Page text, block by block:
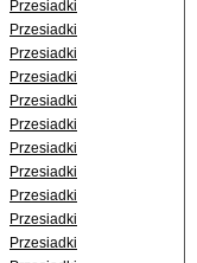
Przesiadki
Przesiadki
Przesiadki
Przesiadki
Przesiadki
Przesiadki
Przesiadki
Przesiadki
Przesiadki
Przesiadki
Przesiadki